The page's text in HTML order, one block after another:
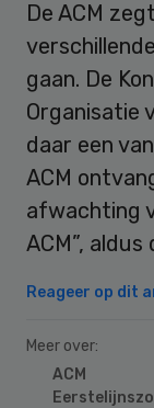
De ACM
gaan. De
Organisatie
daar een
ACM
afwachting
ACM”,
Reageer op dit
Meer over:
ACM